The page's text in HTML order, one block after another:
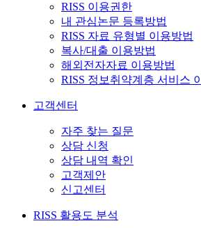
RISS 이용권한
내 관심논문 등록방법
RISS 자료 유형별 이용방법
복사/대출 이용방법
해외전자자료 이용방법
RISS 정보취약계층 서비스
고객센터
자주 찾는 질문
상담 신청
상담 내역 확인
고객제안
신고센터
RISS 활용도 분석